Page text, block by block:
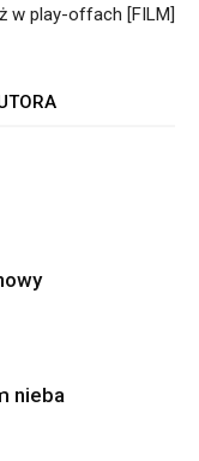
w play-offach [FILM]
nieba